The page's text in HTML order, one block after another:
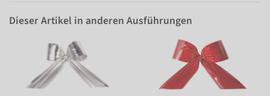
Dieser Artikel in anderen Ausführungen